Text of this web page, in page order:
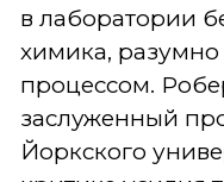
в лаборатории
химика,
процессом.
заслуженный
Йоркского